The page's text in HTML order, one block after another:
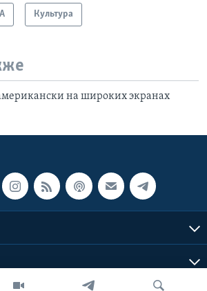
Культура
на широких экранах